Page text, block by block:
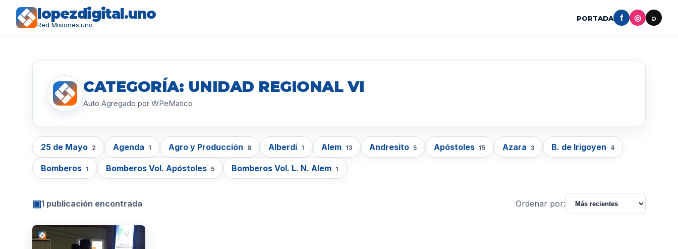
lopezdigital.uno
Red Misiones.uno
PORTADA f ◎ ⌕
CATEGORÍA: UNIDAD REGIONAL VI
Auto Agregado por WPeMatico
25 de Mayo 2 Agenda 1 Agro y Producción 8 Alberdi 1 Alem 13 Andresito 5 Apóstoles 15 Azara 3 B. de Irigoyen 4
Bomberos 1 Bomberos Vol. Apóstoles 5 Bomberos Vol. L. N. Alem 1
▣1 publicación encontrada Ordenar por: